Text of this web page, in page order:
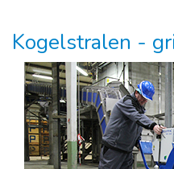
Kogelstralen -